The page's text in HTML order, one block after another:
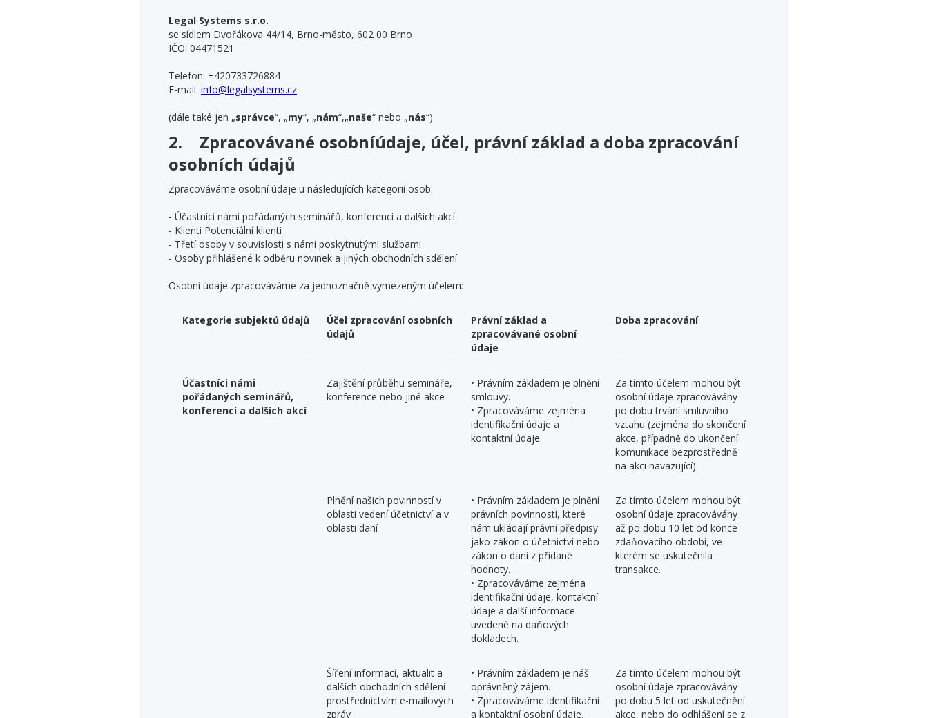
Legal Systems s.r.o.
se sídlem Dvořákova 44/14, Brno-město, 602 00 Brno
IČO: 04471521
Telefon: +420733726884
E-mail: info@legalsystems.cz
(dále také jen „správce“, „my“, „nám“,„naše“ nebo „nás“)
2. Zpracovávané osobníúdaje, účel, právní základ a doba zpracování
osobních údajů
Zpracováváme osobní údaje u následujících kategorií osob:
- Účastníci námi pořádaných seminářů, konferencí a dalších akcí
- Klienti Potenciální klienti
- Třetí osoby v souvislosti s námi poskytnutými službami
- Osoby přihlášené k odběru novinek a jiných obchodních sdělení
Osobní údaje zpracováváme za jednoznačně vymezeným účelem:
Kategorie subjektů údajů
Účel zpracování osobních
údajů
Právní základ a
zpracovávané osobní
údaje
Doba zpracování
Účastníci námi
pořádaných seminářů,
konferencí a dalších akcí
Zajištění průběhu semináře,
konference nebo jiné akce
• Právním základem je plnění
smlouvy.
• Zpracováváme zejména
identifikační údaje a
kontaktní údaje.
Za tímto účelem mohou být
osobní údaje zpracovávány
po dobu trvání smluvního
vztahu (zejména do skončení
akce, případně do ukončení
komunikace bezprostředně
na akci navazující).
Plnění našich povinností v
oblasti vedení účetnictví a v
oblasti daní
• Právním základem je plnění
právních povinností, které
nám ukládají právní předpisy
jako zákon o účetnictví nebo
zákon o dani z přidané
hodnoty.
• Zpracováváme zejména
identifikační údaje, kontaktní
údaje a další informace
uvedené na daňových
dokladech.
Za tímto účelem mohou být
osobní údaje zpracovávány
až po dobu 10 let od konce
zdaňovacího období, ve
kterém se uskutečnila
transakce.
Šíření informací, aktualit a
dalších obchodních sdělení
prostřednictvím e-mailových
zpráv
• Právním základem je náš
oprávněný zájem.
• Zpracováváme identifikační
a kontaktní osobní údaje.
Za tímto účelem mohou být
osobní údaje zpracovávány
po dobu 5 let od uskutečnění
akce, nebo do odhlášení se z